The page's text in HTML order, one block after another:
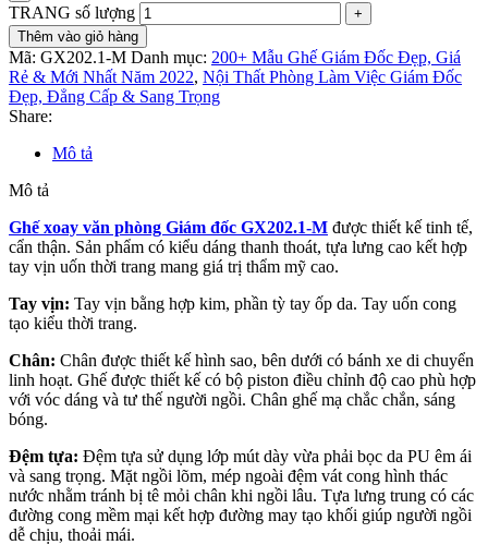
TRANG số lượng
Thêm vào giỏ hàng
Mã: GX202.1-M Danh mục: 200+ Mẫu Ghế Giám Đốc Đẹp, Giá
Rẻ & Mới Nhất Năm 2022, Nội Thất Phòng Làm Việc Giám Đốc
Đẹp, Đẳng Cấp & Sang Trọng
Share:
Mô tả
Mô tả
Ghế xoay văn phòng Giám đốc GX202.1-M được thiết kế tinh tế,
cẩn thận. Sản phẩm có kiểu dáng thanh thoát, tựa lưng cao kết hợp
tay vịn uốn thời trang mang giá trị thẩm mỹ cao.
Tay vịn: Tay vịn bằng hợp kim, phần tỳ tay ốp da. Tay uốn cong
tạo kiểu thời trang.
Chân: Chân được thiết kế hình sao, bên dưới có bánh xe di chuyển
linh hoạt. Ghế được thiết kế có bộ piston điều chỉnh độ cao phù hợp
với vóc dáng và tư thế người ngồi. Chân ghế mạ chắc chắn, sáng
bóng.
Đệm tựa: Đệm tựa sử dụng lớp mút dày vừa phải bọc da PU êm ái
và sang trọng. Mặt ngồi lõm, mép ngoài đệm vát cong hình thác
nước nhằm tránh bị tê mỏi chân khi ngồi lâu. Tựa lưng trung có các
đường cong mềm mại kết hợp đường may tạo khối giúp người ngồi
dễ chịu, thoải mái.